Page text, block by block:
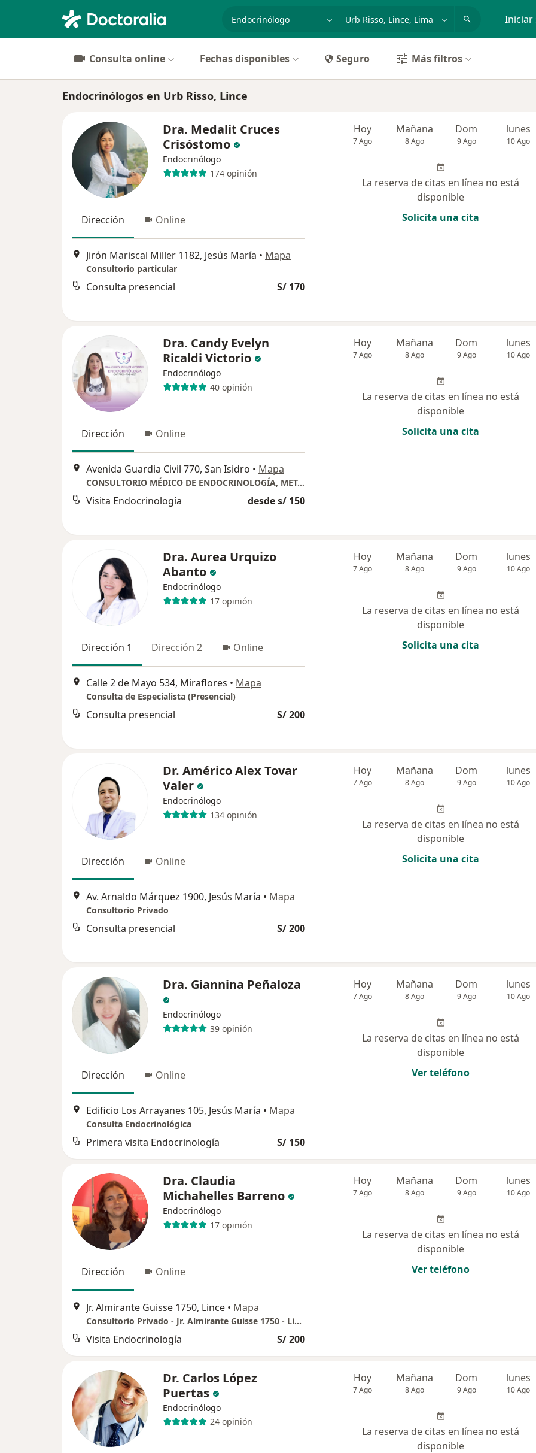
especialidad, enfermedad o nombre Iniciar
Consulta online Fechas disponibles Seguro Más filtros
Endocrinólogos en Urb Risso, Lince
Dra. Medalit Cruces
Crisóstomo
Endocrinólogo
174 opinión
Dirección Online
Jirón Mariscal Miller 1182, Jesús María • Mapa
Consultorio particular
Consulta presencial S/ 170
Hoy
7 Ago
Mañana
8 Ago
Dom
9 Ago
lunes
10 Ago
La reserva de citas en línea no está
disponible
Solicita una cita
Dra. Candy Evelyn
Ricaldi Victorio
Endocrinólogo
40 opinión
Dirección Online
Avenida Guardia Civil 770, San Isidro • Mapa
CONSULTORIO MÉDICO DE ENDOCRINOLOGÍA, METABOLISMO Y DIABETES
Visita Endocrinología desde s/ 150
Hoy
7 Ago
Mañana
8 Ago
Dom
9 Ago
lunes
10 Ago
La reserva de citas en línea no está
disponible
Solicita una cita
Dra. Aurea Urquizo
Abanto
Endocrinólogo
17 opinión
Dirección 1 Dirección 2 Online
Calle 2 de Mayo 534, Miraflores • Mapa
Consulta de Especialista (Presencial)
Consulta presencial S/ 200
Hoy
7 Ago
Mañana
8 Ago
Dom
9 Ago
lunes
10 Ago
La reserva de citas en línea no está
disponible
Solicita una cita
Dr. Américo Alex Tovar
Valer
Endocrinólogo
134 opinión
Dirección Online
Av. Arnaldo Márquez 1900, Jesús María • Mapa
Consultorio Privado
Consulta presencial S/ 200
Hoy
7 Ago
Mañana
8 Ago
Dom
9 Ago
lunes
10 Ago
La reserva de citas en línea no está
disponible
Solicita una cita
Dra. Giannina Peñaloza
Endocrinólogo
39 opinión
Dirección Online
Edificio Los Arrayanes 105, Jesús María • Mapa
Consulta Endocrinológica
Primera visita Endocrinología S/ 150
Hoy
7 Ago
Mañana
8 Ago
Dom
9 Ago
lunes
10 Ago
La reserva de citas en línea no está
disponible
Ver teléfono
Dra. Claudia
Michahelles Barreno
Endocrinólogo
17 opinión
Dirección Online
Jr. Almirante Guisse 1750, Lince • Mapa
Consultorio Privado - Jr. Almirante Guisse 1750 - Lince
Visita Endocrinología S/ 200
Hoy
7 Ago
Mañana
8 Ago
Dom
9 Ago
lunes
10 Ago
La reserva de citas en línea no está
disponible
Ver teléfono
Dr. Carlos López
Puertas
Endocrinólogo
24 opinión
Hoy
7 Ago
Mañana
8 Ago
Dom
9 Ago
lunes
10 Ago
La reserva de citas en línea no está
disponible